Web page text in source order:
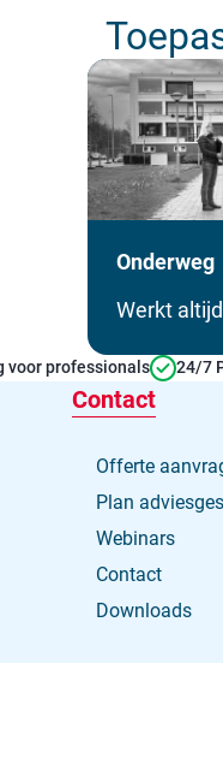
Onderweg
Werkt
voor professionals 24/7
Contact
Offerte
Plan
Webinars
Contact
Downloads